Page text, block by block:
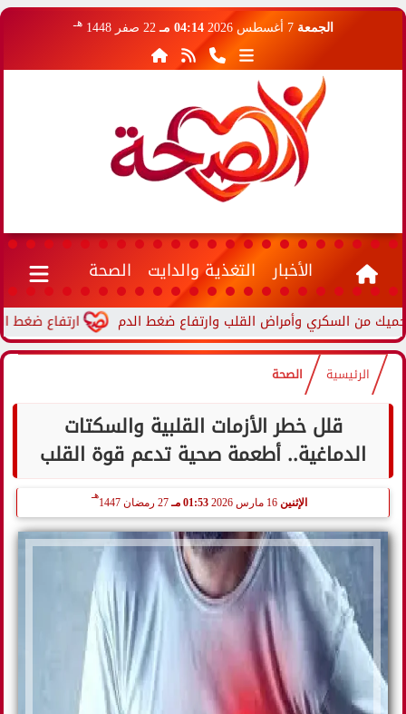
الجمعة 7 أغسطس 2026 04:14 مـ 22 صفر 1448 هـ
الأخبار التغذية والدايت الصحة
ارتفاع ضغط الدم
الرئيسية الصحة
قلل خطر الأزمات القلبية والسكتات
الدماغية.. أطعمة صحية تدعم قوة القلب
الإثنين 01:53 مـ 27 رمضان 1447
هـ